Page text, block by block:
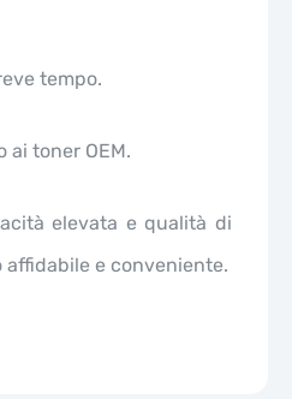
tempo.
toner OEM.
elevata e qualità di
e conveniente.